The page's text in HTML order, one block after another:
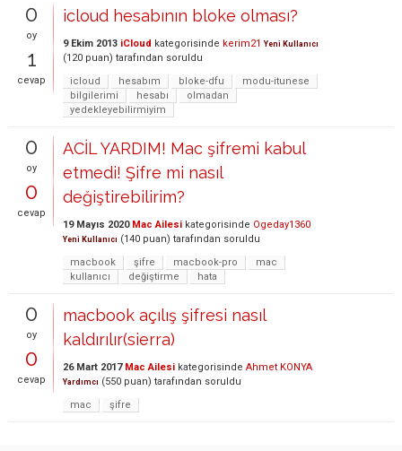
0
oy
1
cevap
icloud hesabının bloke olması?
9 Ekim 2013 iCloud kategorisinde kerim21 Yeni Kullanıcı
(120 puan) tarafından soruldu
icloud
hesabım bloke-dfu
modu-itunese
bilgilerimi
hesabı
olmadan
yedekleyebilirmiyim
0
oy
0
cevap
ACİL YARDIM! Mac şifremi kabul
etmedi! Şifre mi nasıl
değiştirebilirim?
19 Mayıs 2020 Mac Ailesi kategorisinde Ogeday1360
Yeni Kullanıcı (140 puan) tarafından soruldu
macbook
şifre macbook-pro
mac
kullanıcı
değiştirme hata
0
oy
0
cevap
macbook açılış şifresi nasıl
kaldırılır(sierra)
26 Mart 2017 Mac Ailesi kategorisinde Ahmet KONYA
Yardımcı (550 puan) tarafından soruldu
mac
şifre